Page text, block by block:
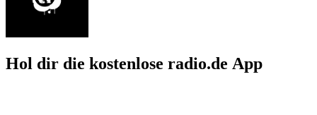
Hol dir die kostenlose radio.de App